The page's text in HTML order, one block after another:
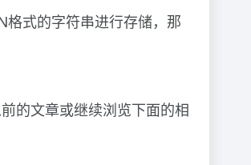
式的字符串进行存储，那
的文章或继续浏览下面的相